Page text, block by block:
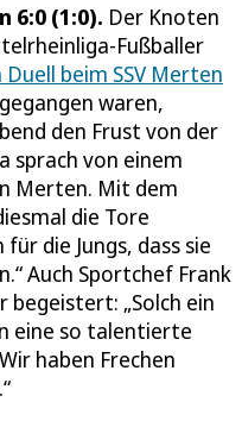
6:0 (1:0). Der Knoten
Fußballer
beim SSV Merten
waren,
den Frust von der
sprach von einem
Merten. Mit dem
die Tore
die Jungs, dass sie
Auch Sportchef Frank
begeistert: „Solch ein
eine so talentierte
haben Frechen